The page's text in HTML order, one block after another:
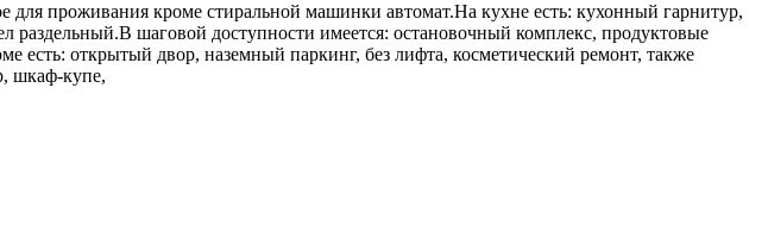
проживания кроме стиральной машинки автомат.На кухне есть: кухонный гарнитур,
раздельный.В шаговой доступности имеется: остановочный комплекс, продуктовые
есть: открытый двор, наземный паркинг, без лифта, косметический ремонт, также
шкаф-купе,